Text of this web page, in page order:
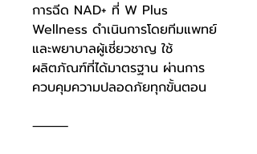
การฉีด NAD+ ที่ W Plus
Wellness ดำเนินการโดยทีมแพทย์
และพยาบาลผู้เชี่ยวชาญ ใช้
ผลิตภัณฑ์ที่ได้มาตรฐาน ผ่านการ
ควบคุมความปลอดภัยทุกขั้นตอน
⸻